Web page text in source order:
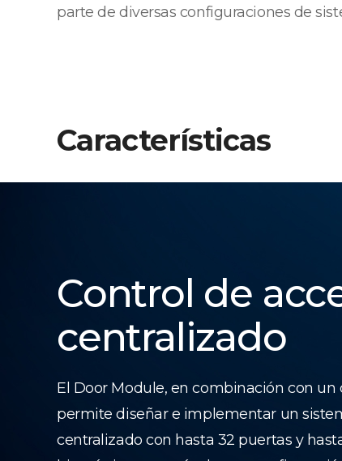
parte de diversas configuraciones de
Características
Control de
centralizado
El Door Module, en combinación con un
permite diseñar e implementar un
centralizado con hasta 32 puertas y